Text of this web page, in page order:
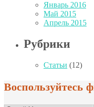
Январь 2016
Май 2015
Апрель 2015
Рубрики
Статьи (12)
Воспользуйтесь